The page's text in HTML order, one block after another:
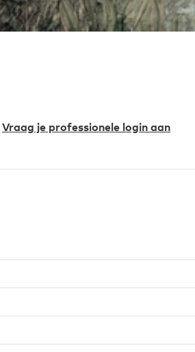
Vraag je professionele login aan